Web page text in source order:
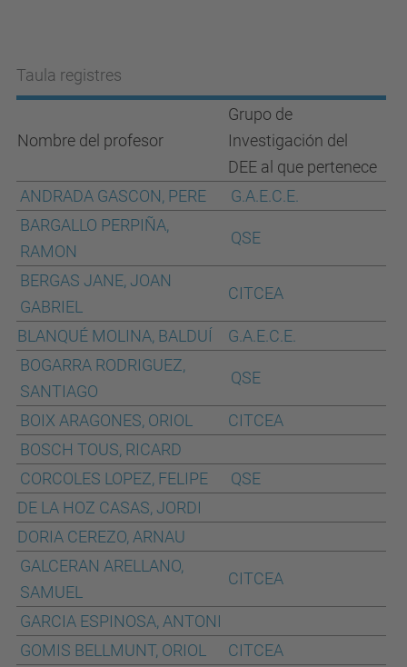
Taula registres
Nombre del profesor
Grupo de
Investigación del
DEE al que pertenece
ANDRADA GASCON, PERE
G.A.E.C.E.
BARGALLO PERPIÑA,
RAMON
QSE
BERGAS JANE, JOAN
GABRIEL
CITCEA
BLANQUÉ MOLINA, BALDUÍ
G.A.E.C.E.
BOGARRA RODRIGUEZ,
SANTIAGO
QSE
BOIX ARAGONES, ORIOL
CITCEA
BOSCH TOUS, RICARD
CORCOLES LOPEZ, FELIPE
QSE
DE LA HOZ CASAS, JORDI
DORIA CEREZO, ARNAU
GALCERAN ARELLANO,
SAMUEL
CITCEA
GARCIA ESPINOSA, ANTONI
GOMIS BELLMUNT, ORIOL
CITCEA